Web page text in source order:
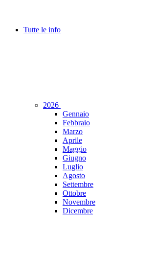
Tutte le info
2026
Gennaio
Febbraio
Marzo
Aprile
Maggio
Giugno
Luglio
Agosto
Settembre
Ottobre
Novembre
Dicembre